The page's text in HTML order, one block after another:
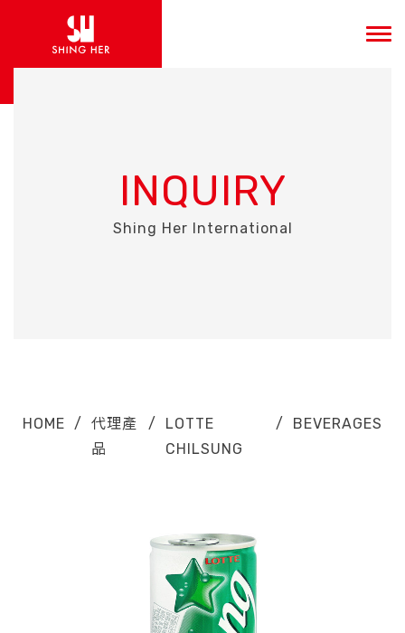
INQUIRY
Shing Her International
HOME /
代理產
品
/
LOTTE
CHILSUNG
/ BEVERAGES